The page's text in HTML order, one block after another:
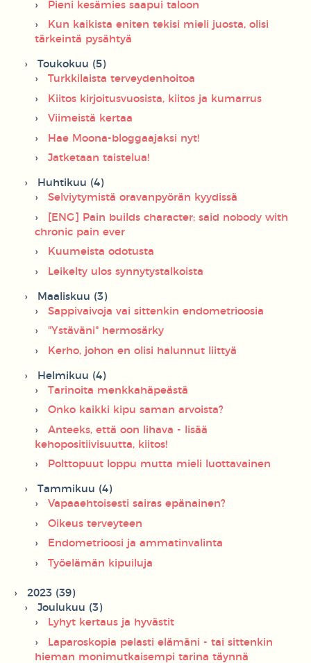
Pieni kesämies saapui taloon
Kun kaikista eniten tekisi mieli juosta, olisi
tärkeintä pysähtyä
Toukokuu (5)
Turkkilaista terveydenhoitoa
Kiitos kirjoitusvuosista, kiitos ja kumarrus
Viimeistä kertaa
Hae Moona-bloggaajaksi nyt!
Jatketaan taistelua!
Huhtikuu (4)
Selviytymistä oravanpyörän kyydissä
[ENG] Pain builds character; said nobody with
chronic pain ever
Kuumeista odotusta
Leikelty ulos synnytystalkoista
Maaliskuu (3)
Sappivaivoja vai sittenkin endometrioosia
"Ystäväni" hermosärky
Kerho, johon en olisi halunnut liittyä
Helmikuu (4)
Tarinoita menkkahäpeästä
Onko kaikki kipu saman arvoista?
Anteeks, että oon lihava - lisää
kehopositiivisuutta, kiitos!
Polttopuut loppu mutta mieli luottavainen
Tammikuu (4)
Vapaaehtoisesti sairas epänainen?
Oikeus terveyteen
Endometrioosi ja ammatinvalinta
Työelämän kipuiluja
2023 (39)
Joulukuu (3)
Lyhyt kertaus ja hyvästit
Laparoskopia pelasti elämäni - tai sittenkin
hieman monimutkaisempi tarina täynnä